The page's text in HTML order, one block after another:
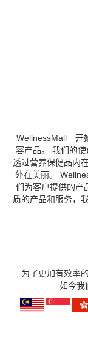
WellnessMall 开
容产品。 我们的使
透过营养保健品内
外在美丽。
们为客户提供的产
质的产品和服务，
为了更加有效率
如今我